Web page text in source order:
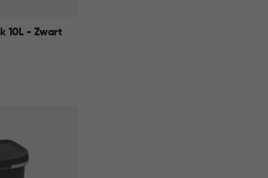
10L - Zwart